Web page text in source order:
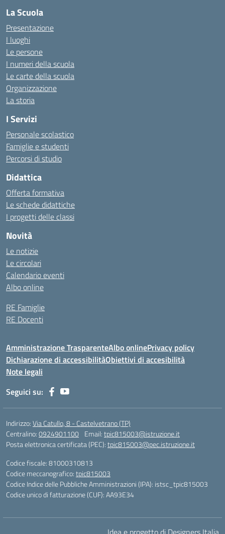
La Scuola
Presentazione
I luoghi
Le persone
I numeri della scuola
Le carte della scuola
Organizzazione
La storia
I Servizi
Personale scolastico
Famiglie e studenti
Percorsi di studio
Didattica
Offerta formativa
Le schede didattiche
I progetti delle classi
Novità
Le notizie
Le circolari
Calendario eventi
Albo online
RE Famiglie
RE Docenti
Amministrazione TrasparenteAlbo onlinePrivacy policy
Dichiarazione di accessibilitàObiettivi di accesibilità
Note legali
Seguici su:
Indirizzo:Via Catullo, 8 - Castelvetrano (TP)
Centralino:0924901100 Email:tpic815003@istruzione.it
Posta elettronica certificata (PEC):tpic815003@pec.istruzione.it
Codice fiscale: 81000310813
Codice meccanografico:tpic815003
Codice Indice delle Pubbliche Amministrazioni (IPA): istsc_tpic815003
Codice unico di fatturazione (CUF): AA93E34